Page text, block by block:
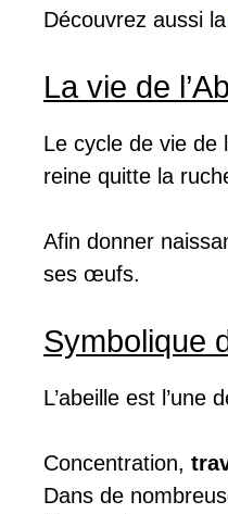
Découvrez aussi la
La vie de
Le cycle de vie de
reine quitte la
Afin donner
ses œufs.
Symbolique
L’abeille est
Concentration,
Dans de